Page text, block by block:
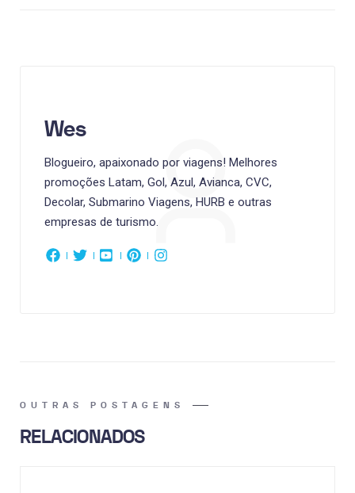
Wes
Blogueiro, apaixonado por viagens! Melhores
promoções Latam, Gol, Azul, Avianca, CVC,
Decolar, Submarino Viagens, HURB e outras
empresas de turismo.
OUTRAS POSTAGENS
RELACIONADOS